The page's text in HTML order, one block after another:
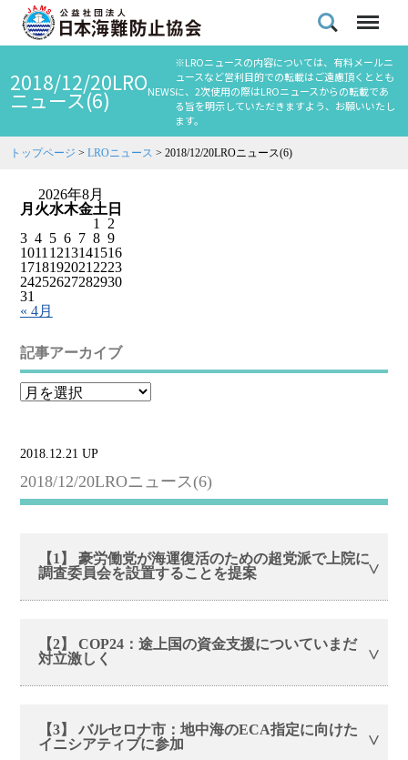
2018/12/20LRO
ニュース(6) NEWS
※LROニュースの内容については、有料メールニ
ュースなど営利目的での転載はご遠慮頂くととも
に、2次使用の際はLROニュースからの転載であ
る旨を明示していただきますよう、お願いいたし
ます。
トップページ >LROニュース >2018/12/20LROニュース(6)
2026年8月
月 火水木金土 日
1
2
3 4 5 6 7 8 9
1011 1213141516
1718192021 2223
24252627282930
31
« 4月
記事アーカイブ
2018.12.21 UP
2018/12/20LROニュース(6)
【1】 豪労働党が海運復活のための超党派で上院に
調査委員会を設置することを提案
【2】 COP24：途上国の資金支援についていまだ
対立激しく
【3】 バルセロナ市：地中海のECA指定に向けた
イニシアティブに参加